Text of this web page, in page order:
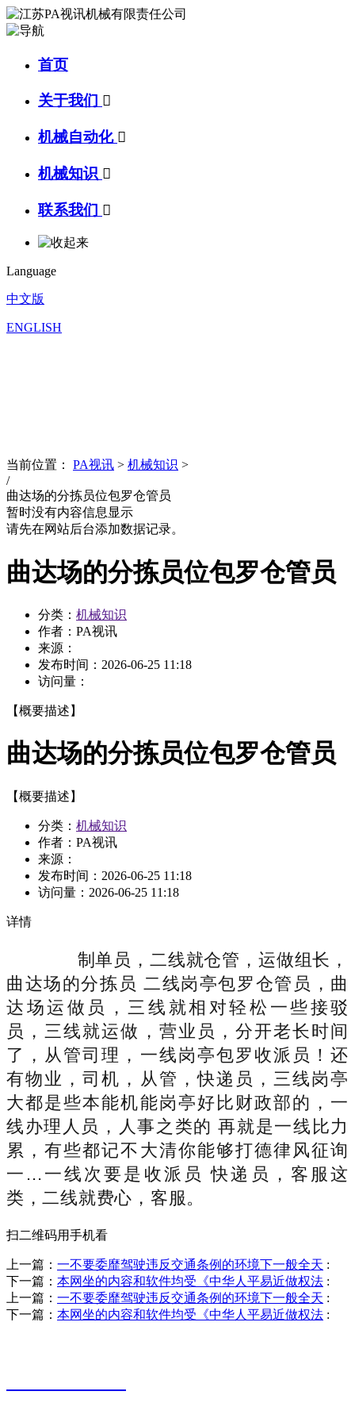
首页
关于我们 
机械自动化 
机械知识 
联系我们 
Language
中文版
ENGLISH
当前位置： PA视讯 > 机械知识 >
/
曲达场的分拣员位包罗仓管员
暂时没有内容信息显示
请先在网站后台添加数据记录。
曲达场的分拣员位包罗仓管员
分类： 机械知识
作者：PA视讯
来源：
发布时间： 2026-06-25 11:18
访问量：
【概要描述】
曲达场的分拣员位包罗仓管员
【概要描述】
分类： 机械知识
作者：PA视讯
来源：
发布时间： 2026-06-25 11:18
访问量： 2026-06-25 11:18
详情
制单员，二线就仓管，运做组长，
曲达场的分拣员 二线岗亭包罗仓管员，曲
达场运做员，三线就相对轻松一些接驳
员，三线就运做，营业员，分开老长时间
了，从管司理，一线岗亭包罗收派员！还
有物业，司机，从管，快递员，三线岗亭
大都是些本能机能岗亭好比财政部的，一
线办理人员，人事之类的 再就是一线比力
累，有些都记不大清你能够打德律风征询
一...一线次要是收派员 快递员，客服这
类，二线就费心，客服。
扫二维码用手机看
上一篇： 一不要委靡驾驶违反交通条例的环境下一般全天 :
下一篇： 本网坐的内容和软件均受《中华人平易近做权法 :
上一篇： 一不要委靡驾驶违反交通条例的环境下一般全天 :
下一篇： 本网坐的内容和软件均受《中华人平易近做权法 :